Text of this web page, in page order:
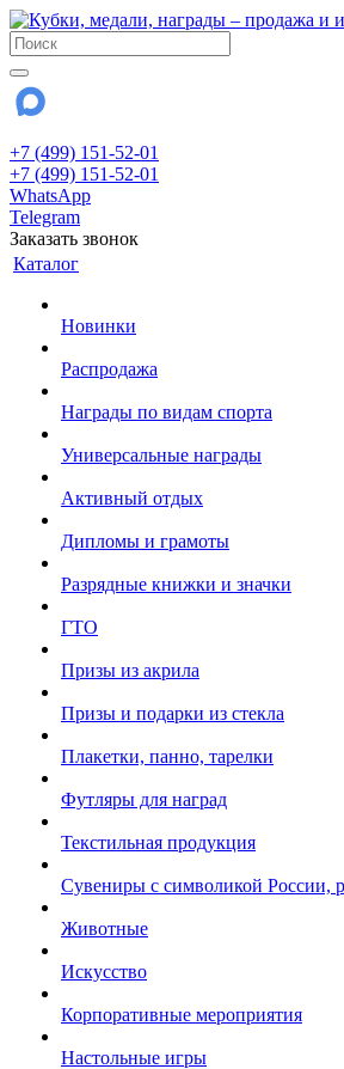
+7 (499) 151-52-01
+7 (499) 151-52-01
WhatsApp
Telegram
Заказать звонок
Каталог
Новинки
Распродажа
Награды по видам спорта
Универсальные награды
Активный отдых
Дипломы и грамоты
Разрядные книжки и значки
ГТО
Призы из акрила
Призы и подарки из стекла
Плакетки, панно, тарелки
Футляры для наград
Текстильная продукция
Сувениры с символикой России,
Животные
Искусство
Корпоративные мероприятия
Настольные игры